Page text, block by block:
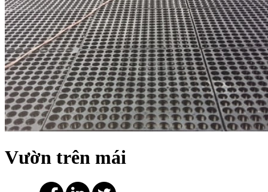
Vườn trên mái